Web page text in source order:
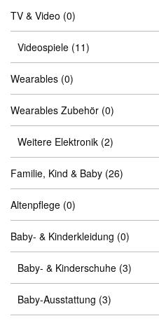
TV & Video (0)
Videospiele (11)
Wearables (0)
Wearables Zubehör (0)
Weitere Elektronik (2)
Familie, Kind & Baby (26)
Altenpflege (0)
Baby- & Kinderkleidung (0)
Baby- & Kinderschuhe (3)
Baby-Ausstattung (3)